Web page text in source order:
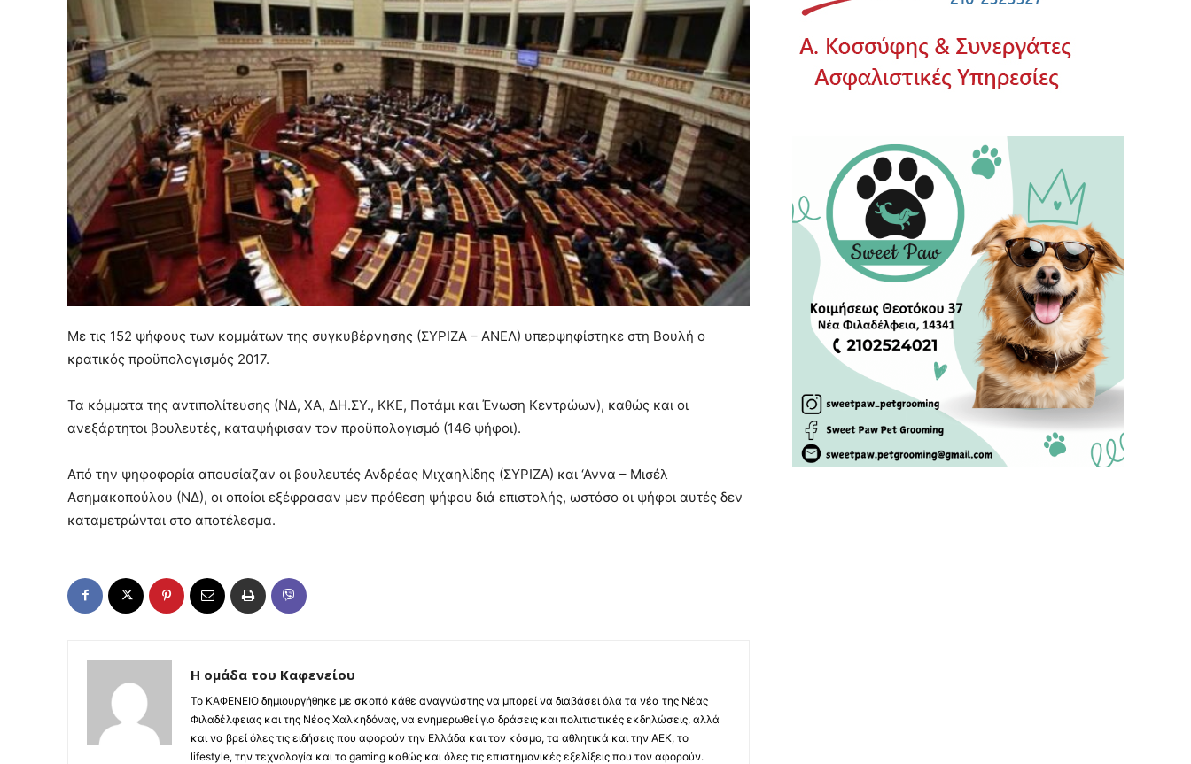
Με τις 152 ψήφους των κομμάτων της συγκυβέρνησης (ΣΥΡΙΖΑ – ΑΝΕΛ) υπερψηφίστηκε στη Βουλή ο
κρατικός προϋπολογισμός 2017.
Τα κόμματα της αντιπολίτευσης (ΝΔ, ΧΑ, ΔΗ.ΣΥ., ΚΚΕ, Ποτάμι και Ένωση Κεντρώων), καθώς και οι
ανεξάρτητοι βουλευτές, καταψήφισαν τον προϋπολογισμό (146 ψήφοι).
Από την ψηφοφορία απουσίαζαν οι βουλευτές Ανδρέας Μιχαηλίδης (ΣΥΡΙΖΑ) και ‘Αννα – Μισέλ
Ασημακοπούλου (ΝΔ), οι οποίοι εξέφρασαν μεν πρόθεση ψήφου διά επιστολής, ωστόσο οι ψήφοι αυτές δεν
καταμετρώνται στο αποτέλεσμα.
Η ομάδα του Καφενείου
Το ΚΑΦΕΝΕΙΟ δημιουργήθηκε με σκοπό κάθε αναγνώστης να μπορεί να διαβάσει όλα τα νέα της Νέας
Φιλαδέλφειας και της Νέας Χαλκηδόνας, να ενημερωθεί για δράσεις και πολιτιστικές εκδηλώσεις, αλλά
και να βρεί όλες τις ειδήσεις που αφορούν την Ελλάδα και τον κόσμο, τα αθλητικά και την ΑΕΚ, το
lifestyle, την τεχνολογία και το gaming καθώς και όλες τις επιστημονικές εξελίξεις που τον αφορούν.